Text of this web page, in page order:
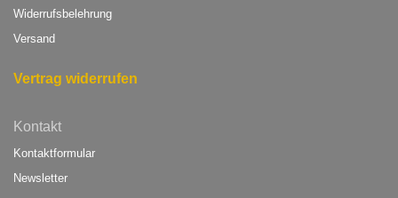
Widerrufsbelehrung
Versand
Vertrag widerrufen
Kontakt
Kontaktformular
Newsletter